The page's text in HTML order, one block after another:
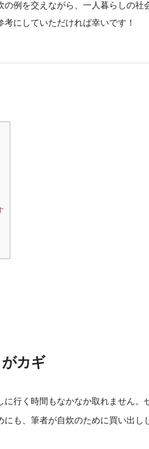
例を交えながら、一人暮らしの社
にしていただければ幸いです！
カギ
行く時間もなかなか取れません。
も、筆者が自炊のために買い出し